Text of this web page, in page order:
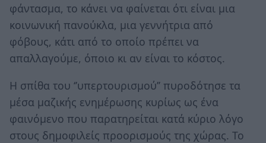
φάντασμα, το κάνει να φαίνεται ότι είναι μια
κοινωνική πανούκλα, μια γεννήτρια από
φόβους, κάτι από το οποίο πρέπει να
απαλλαγούμε, όποιο κι αν είναι το κόστος.
Η σπίθα του ‘’υπερτουρισμού’’ πυροδότησε τα
μέσα μαζικής ενημέρωσης κυρίως ως ένα
φαινόμενο που παρατηρείται κατά κύριο λόγο
στους δημοφιλείς προορισμούς της χώρας. Το